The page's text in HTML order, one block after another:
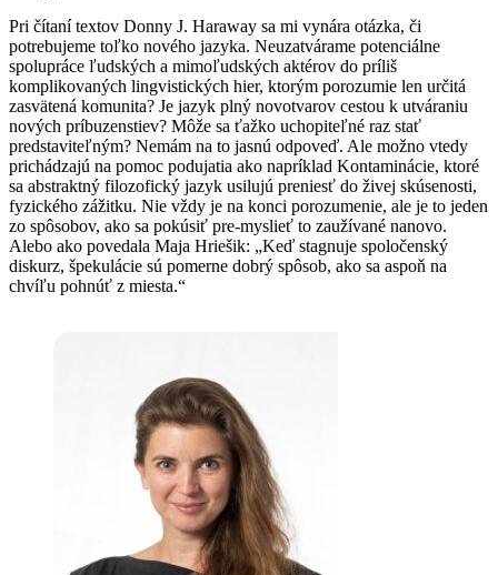
Pri čítaní textov Donny J. Haraway sa mi vynára otázka, či
potrebujeme toľko nového jazyka. Neuzatvárame potenciálne
spolupráce ľudských a mimoľudských aktérov do príliš
komplikovaných lingvistických hier, ktorým porozumie len určitá
zasvätená komunita? Je jazyk plný novotvarov cestou k utváraniu
nových príbuzenstiev? Môže sa ťažko uchopiteľné raz stať
predstaviteľným? Nemám na to jasnú odpoveď. Ale možno vtedy
prichádzajú na pomoc podujatia ako napríklad Kontaminácie, ktoré
sa abstraktný filozofický jazyk usilujú preniesť do živej skúsenosti,
fyzického zážitku. Nie vždy je na konci porozumenie, ale je to jeden
zo spôsobov, ako sa pokúsiť pre-myslieť to zaužívané nanovo.
Alebo ako povedala Maja Hriešik: „Keď stagnuje spoločenský
diskurz, špekulácie sú pomerne dobrý spôsob, ako sa aspoň na
chvíľu pohnúť z miesta.“